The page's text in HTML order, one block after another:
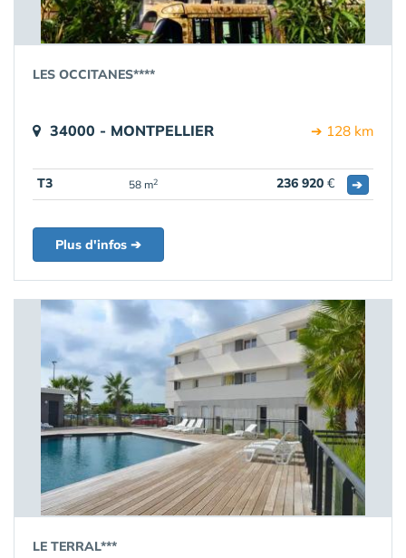
LES OCCITANES****
34000 - MONTPELLIER ➔ 128 km
T3 58 m2 236 920 € ➔
Plus d'infos ➔
LE TERRAL***